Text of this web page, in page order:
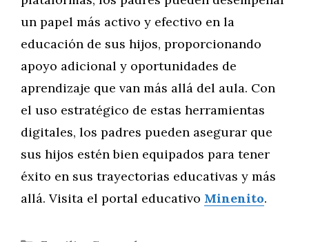
un papel más activo y efectivo en la
educación de sus hijos, proporcionando
apoyo adicional y oportunidades de
aprendizaje que van más allá del aula. Con
el uso estratégico de estas herramientas
digitales, los padres pueden asegurar que
sus hijos estén bien equipados para tener
éxito en sus trayectorias educativas y más
allá. Visita el portal educativo Minenito.